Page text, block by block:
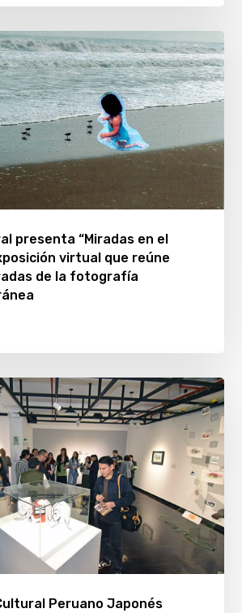
presenta “Miradas en el
virtual que reúne
de la fotografía
Peruano Japonés